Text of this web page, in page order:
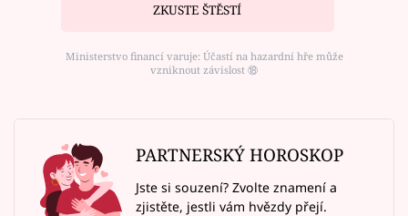
ZKUSTE ŠTĚSTÍ
Ministerstvo financí varuje: Účastí na hazardní hře může
vzniknout závislost ⑱
PARTNERSKÝ HOROSKOP
Jste si souzení? Zvolte znamení a
zjistěte, jestli vám hvězdy přejí.